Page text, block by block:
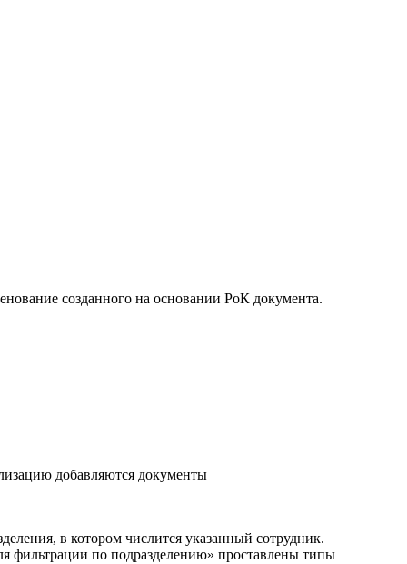
созданного на основании РоК документа.
добавляются документы
в котором числится указанный сотрудник.
фильтрации по подразделению» проставлены типы